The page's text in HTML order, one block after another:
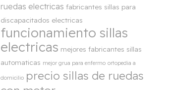
ruedas electricas fabricantes sillas para
discapacitados electricas
funcionamiento sillas
electricas mejores fabricantes sillas
automaticas mejor grua para enfermo ortopedia a
domicilio precio sillas de ruedas